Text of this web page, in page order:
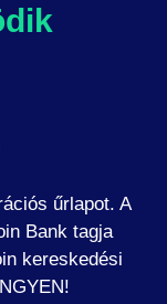
űrlapot. A
Bank tagja
kereskedési